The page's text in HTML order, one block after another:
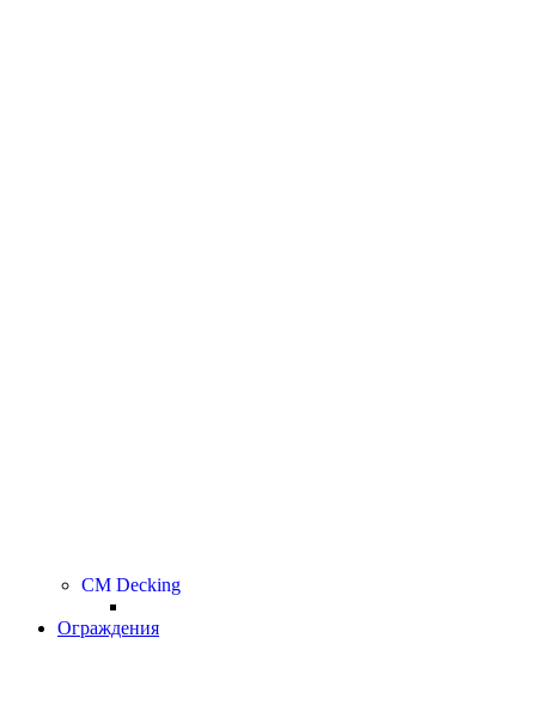
CM Decking
Ограждения